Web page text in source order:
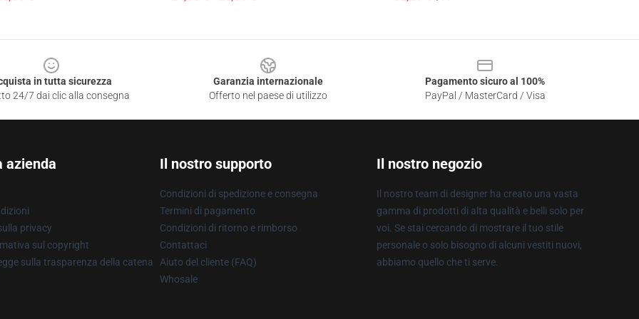
in tutta sicurezza
24/7 dai clic alla consegna
Garanzia internazionale
Offerto nel paese di utilizzo
Pagamento sicuro al 100%
PayPal / MasterCard / Visa
azienda
privacy
sul copyright
sulla trasparenza della catena
Il nostro supporto
Condizioni di spedizione e consegna
Termini di pagamento
Condizioni di ritorno e rimborso
Contattaci
Aiuto del cliente (FAQ)
Whosale
Il nostro negozio
Il nostro team di designer ha creato una vasta
gamma di prodotti di alta qualità e belli solo per
voi. Se stai cercando di mostrare il tuo stile
personale o solo bisogno di alcuni vestiti nuovi,
abbiamo quello che ti serve.